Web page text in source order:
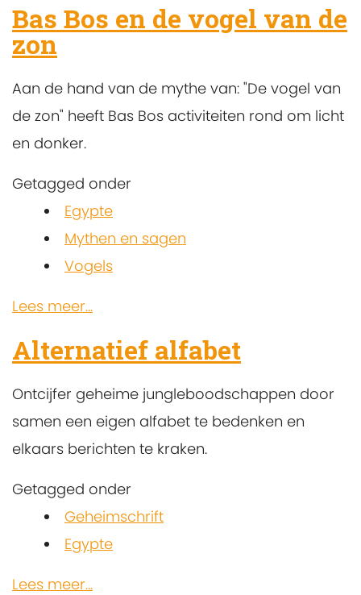
Bas Bos en de vogel van de
zon
Aan de hand van de mythe van: "De vogel van
de zon" heeft Bas Bos activiteiten rond om licht
en donker.
Getagged onder
Egypte
Mythen en sagen
Vogels
Lees meer...
Alternatief alfabet
Ontcijfer geheime jungleboodschappen door
samen een eigen alfabet te bedenken en
elkaars berichten te kraken.
Getagged onder
Geheimschrift
Egypte
Lees meer...